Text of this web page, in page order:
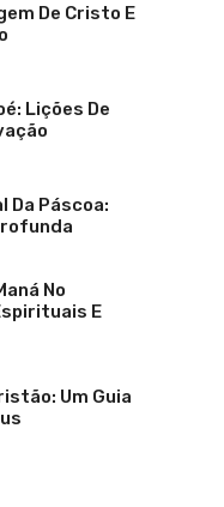
De Cristo E
Lições De
Da Páscoa:
No
E
Um Guia